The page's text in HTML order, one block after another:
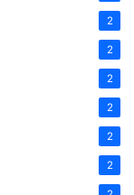
2
2
2
2
2
2